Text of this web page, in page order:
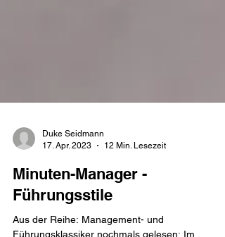
17. Apr. 2023
12 Min. Lesezeit
Minuten-Manager -
Führungsstile